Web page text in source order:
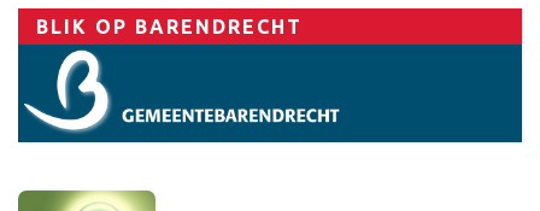
BLIK OP BARENDRECHT